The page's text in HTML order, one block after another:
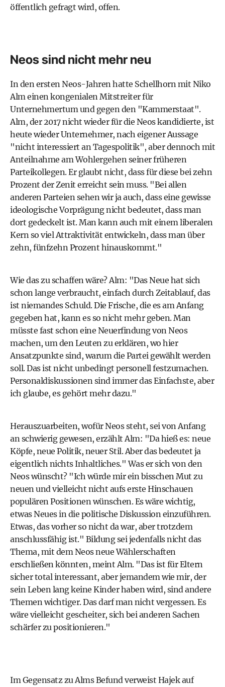
öffentlich gefragt wird, offen.
Neos sind nicht mehr neu
In den ersten Neos-Jahren hatte Schellhorn mit Niko
Alm einen kongenialen Mitstreiter für
Unternehmertum und gegen den "Kammerstaat".
Alm, der 2017 nicht wieder für die Neos kandidierte, ist
heute wieder Unternehmer, nach eigener Aussage
"nicht interessiert an Tagespolitik", aber dennoch mit
Anteilnahme am Wohlergehen seiner früheren
Parteikollegen. Er glaubt nicht, dass für diese bei zehn
Prozent der Zenit erreicht sein muss. "Bei allen
anderen Parteien sehen wir ja auch, dass eine gewisse
ideologische Vorprägung nicht bedeutet, dass man
dort gedeckelt ist. Man kann auch mit einem liberalen
Kern so viel Attraktivität entwickeln, dass man über
zehn, fünfzehn Prozent hinauskommt."
Wie das zu schaffen wäre? Alm: "Das Neue hat sich
schon lange verbraucht, einfach durch Zeitablauf, das
ist niemandes Schuld. Die Frische, die es am Anfang
gegeben hat, kann es so nicht mehr geben. Man
müsste fast schon eine Neuerfindung von Neos
machen, um den Leuten zu erklären, wo hier
Ansatzpunkte sind, warum die Partei gewählt werden
soll. Das ist nicht unbedingt personell festzumachen.
Personaldiskussionen sind immer das Einfachste, aber
ich glaube, es gehört mehr dazu."
Herauszuarbeiten, wofür Neos steht, sei von Anfang
an schwierig gewesen, erzählt Alm: "Da hieß es: neue
Köpfe, neue Politik, neuer Stil. Aber das bedeutet ja
eigentlich nichts Inhaltliches." Was er sich von den
Neos wünscht? "Ich würde mir ein bisschen Mut zu
neuen und vielleicht nicht aufs erste Hinschauen
populären Positionen wünschen. Es wäre wichtig,
etwas Neues in die politische Diskussion einzuführen.
Etwas, das vorher so nicht da war, aber trotzdem
anschlussfähig ist." Bildung sei jedenfalls nicht das
Thema, mit dem Neos neue Wählerschaften
erschließen könnten, meint Alm. "Das ist für Eltern
sicher total interessant, aber jemandem wie mir, der
sein Leben lang keine Kinder haben wird, sind andere
Themen wichtiger. Das darf man nicht vergessen. Es
wäre vielleicht gescheiter, sich bei anderen Sachen
schärfer zu positionieren."
Im Gegensatz zu Alms Befund verweist Hajek auf